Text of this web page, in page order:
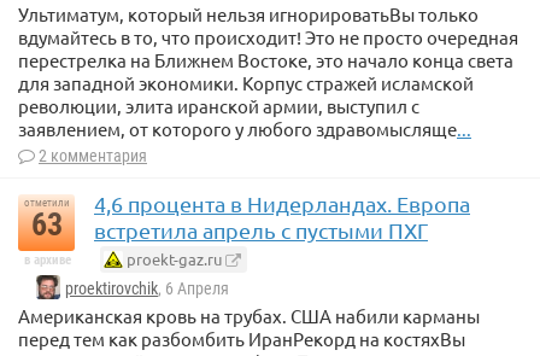
Ультиматум, который нельзя игнорироватьВы только
вдумайтесь в то, что происходит! Это не просто очередная
перестрелка на Ближнем Востоке, это начало конца света
для западной экономики. Корпус стражей исламской
революции, элита иранской армии, выступил с
заявлением, от которого у любого здравомысляще
2 комментария
отметили
63
в архиве
4,6 процента в Нидерландах. Европа
встретила апрель с пустыми ПХГ
proekt-gaz.ru
proektirovchik, 6 Апреля
Американская кровь на трубах. США набили карманы
перед тем как разбомбить ИранРекорд на костяхВы